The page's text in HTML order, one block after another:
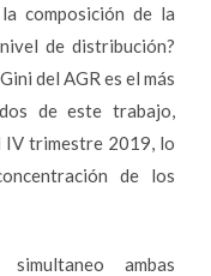
composición de la
de distribución?
del AGR es el más
de este trabajo,
IV trimestre 2019, lo
de los
ambas